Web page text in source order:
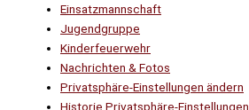
Einsatzmannschaft
Jugendgruppe
Kinderfeuerwehr
Nachrichten & Fotos
Privatsphäre-Einstellungen ändern
Historie Privatsphäre-Einstellungen